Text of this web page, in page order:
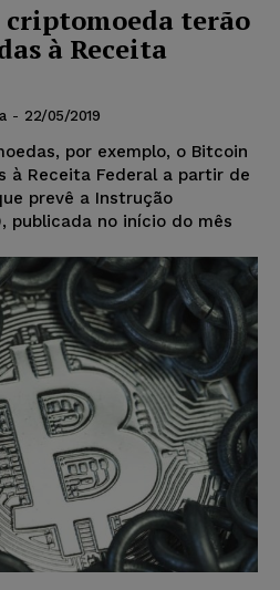
criptomoeda terão
à Receita
- 22/05/2019
por exemplo, o Bitcoin
à Receita Federal a partir de
prevê a Instrução
publicada no início do mês